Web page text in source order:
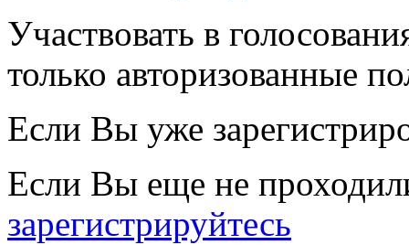
Участвовать в
только авторизованные
Если Вы уже
Если Вы еще не
зарегистрируйтесь